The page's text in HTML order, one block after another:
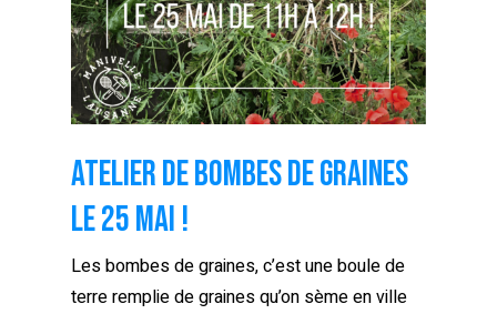
Atelier de bombes de graines
le 25 mai !
Les bombes de graines, c’est une boule de
terre remplie de graines qu’on sème en ville